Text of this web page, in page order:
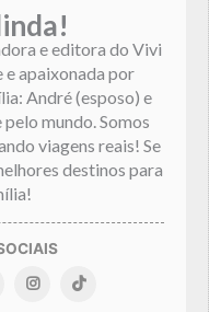
e editora do Vivi
e apaixonada por
André (esposo) e
mundo. Somos
viagens reais! Se
destinos para